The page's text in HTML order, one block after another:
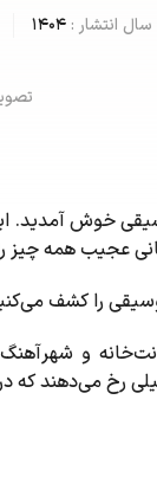
سال انتشار :1404
خوش آمدید.
عجیب همه چیز
را کشف
نت‌خانه و شهرآهنگ
رخ می‌دهند